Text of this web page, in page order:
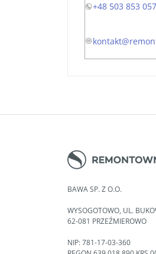
+48 503 853 057
BAWA SP. Z O.O.
WYSOGOTOWO, UL.
62-081 PRZEŹMIEROWO
NIP: 781-17-03-360